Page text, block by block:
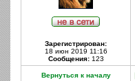
Зарегистрирован:
18 июн 2019 11:16
Сообщения:123
Вернуться к началу